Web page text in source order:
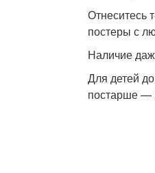
Отнеситесь
постеры с
Наличие
Для детей
постарше —